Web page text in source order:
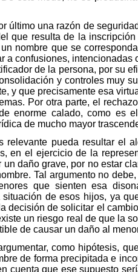
último una razón de
que resulta de la
nombre que se
a confusiones, intencionadas
de la persona, por su
y controles muy
y que precisamente esa
Por otra parte, el
enorme calado, como es
de mucho mayor
relevante pueda resultar el
en el ejercicio de la
un daño grave, por no estar
Tal argumento no
que sienten esa
situación de esos hijos, ya
decisión de solicitar el
un riesgo real de que la
de causar un daño al
como hipótesis,
de forma precipitada e
cuenta que ese supuesto